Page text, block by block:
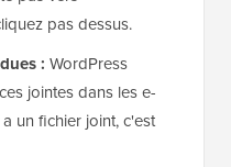
pas dessus.
: WordPress
jointes dans les e-
un fichier joint, c'est